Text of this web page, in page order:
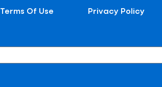
Terms Of Use Privacy Policy